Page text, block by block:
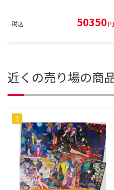
税込 50350円
近くの売り場の商